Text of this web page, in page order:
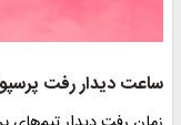
ساعت دیدار رفت